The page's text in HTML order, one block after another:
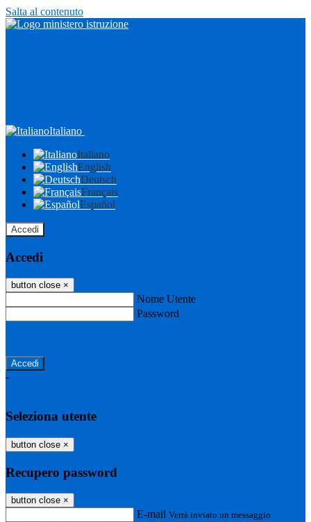
Salta al contenuto
Italiano
Italiano
English
Deutsch
Français
Español
Accedi
Accedi
button close ×
Nome Utente
Password
-
Seleziona utente
button close ×
Recupero password
button close ×
E-mail Verrà inviato un messaggio